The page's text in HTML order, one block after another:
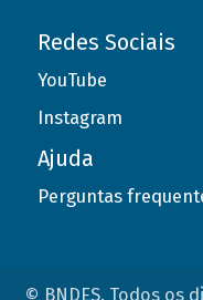
Redes Sociais
YouTube
Instagram
Ajuda
Perguntas
© BNDES. Todos os